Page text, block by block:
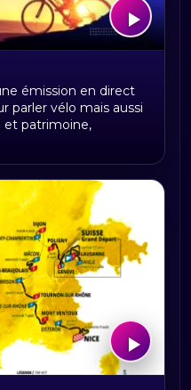
émission en direct
parler vélo mais aussi
et patrimoine,